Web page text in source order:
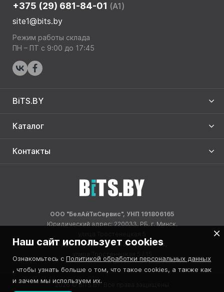
+375 (29) 681-84-01 (A1)
site1@bits.by
Режим работы склада
ПН – ПТ с 9:00 до 17:45
BiTS.BY
Каталог
Контакты
ООО "БелАйТиСервис", УНП 191806165
Юридический адрес: 220033, РБ, г. Минск,
Адрес склада: 220033, РБ, г. Минск,
улица Тростенецкая 5 / 15
2026 © BITS.BY. Все права защищены
Наш сайт использует cookies
Ознакомьтесь с Политикой обработки персональных данных
, чтобы узнать больше о том, что такое cookies, а также как
и зачем мы используем их.